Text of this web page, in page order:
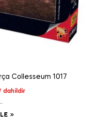
Collesseum 1017
dahildir